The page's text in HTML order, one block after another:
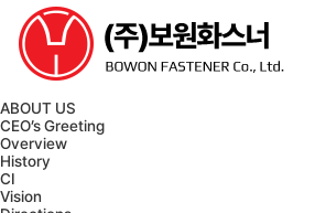
ABOUT US
CEO’s Greeting
Overview
History
CI
Vision